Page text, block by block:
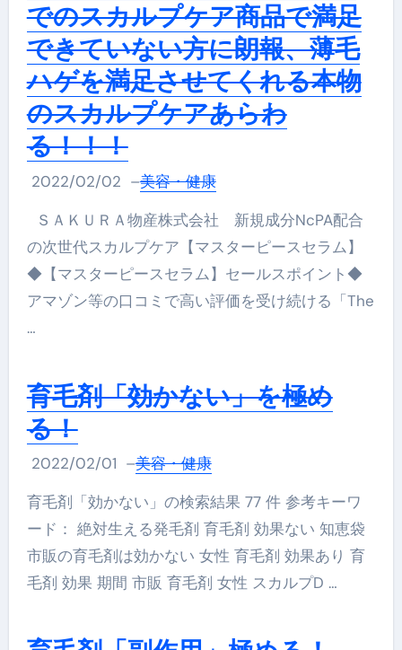
でのスカルプケア商品で満足
できていない方に朗報、薄毛
ハゲを満足させてくれる本物
のスカルプケアあらわ
る！！！
2022/02/02 –美容・健康
ＳＡＫＵＲＡ物産株式会社 新規成分NcPA配合
の次世代スカルプケア【マスターピースセラム】
◆【マスターピースセラム】セールスポイント◆
アマゾン等の口コミで高い評価を受け続ける「The
…
育毛剤「効かない」を極め
る！
2022/02/01 –美容・健康
育毛剤「効かない」の検索結果 77 件 参考キーワ
ード： 絶対生える発毛剤 育毛剤 効果ない 知恵袋
市販の育毛剤は効かない 女性 育毛剤 効果あり 育
毛剤 効果 期間 市販 育毛剤 女性 スカルプD …